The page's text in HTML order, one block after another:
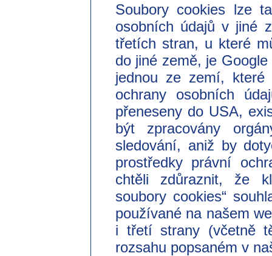
Soubory cookies lze
osobních údajů v jiné
třetích stran, u které
do jiné země, je
jednou ze zemí, které
ochrany osobních
přeneseny do USA,
být zpracovány
sledování, aniž by
prostředky právní
chtěli zdůraznit, že
soubory cookies“
používané na našem
i třetí strany (včetně
rozsahu popsaném v